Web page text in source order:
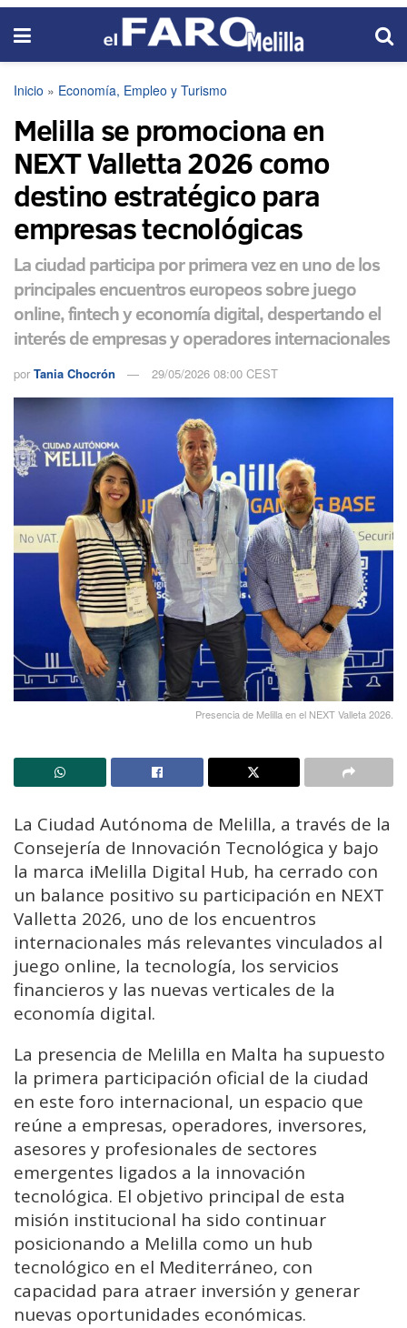
Inicio » Economía, Empleo y Turismo
Melilla se promociona en
NEXT Valletta 2026 como
destino estratégico para
empresas tecnológicas
La ciudad participa por primera vez en uno de los
principales encuentros europeos sobre juego
online, fintech y economía digital, despertando el
interés de empresas y operadores internacionales
por Tania Chocrón 29/05/2026 08:00 CEST
Presencia de Melilla en el NEXT Valleta 2026.
La Ciudad Autónoma de Melilla, a través de la
Consejería de Innovación Tecnológica y bajo
la marca iMelilla Digital Hub, ha cerrado con
un balance positivo su participación en NEXT
Valletta 2026, uno de los encuentros
internacionales más relevantes vinculados al
juego online, la tecnología, los servicios
financieros y las nuevas verticales de la
economía digital.
La presencia de Melilla en Malta ha supuesto
la primera participación oficial de la ciudad
en este foro internacional, un espacio que
reúne a empresas, operadores, inversores,
asesores y profesionales de sectores
emergentes ligados a la innovación
tecnológica. El objetivo principal de esta
misión institucional ha sido continuar
posicionando a Melilla como un hub
tecnológico en el Mediterráneo, con
capacidad para atraer inversión y generar
nuevas oportunidades económicas.